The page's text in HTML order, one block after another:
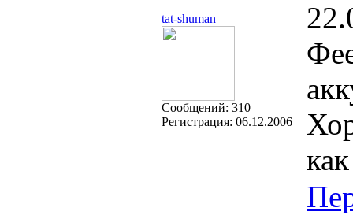
tat-shuman
Cообщений: 310
Регистрация: 06.12.2006